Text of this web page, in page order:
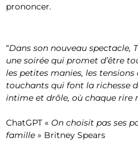
prononcer.
“Dans son nouveau spectacle,
une soirée qui promet d’être
les petites manies, les
touchants qui font la richesse
intime et drôle, où chaque rire
ChatGPT « On choisit pas ses
famille » Britney Spears